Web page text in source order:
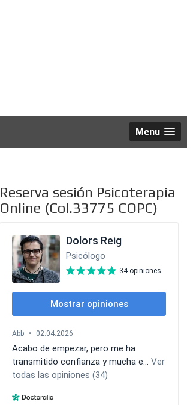
Menu
Reserva sesión Psicoterapia
Online (Col.33775 COPC)